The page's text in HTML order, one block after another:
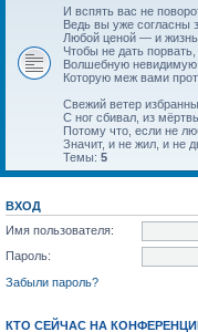
И вспять вас не
Ведь вы уже согласны
Любой ценой — и
Чтобы не дать
Волшебную невидимую
Которую меж вами
Свежий ветер
С ног сбивал, из
Потому что, если не
Значит, и не жил, и не
Темы: 5
ВХОД
Имя пользователя:
Пароль:
Забыли пароль?
КТО СЕЙЧАС НА